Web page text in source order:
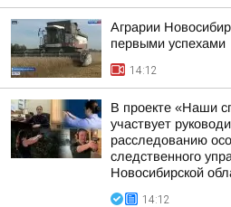
Аграрии
первыми успехами
14:12
В проекте «Наши
участвует
расследованию
следственного
Новосибирской
14:12